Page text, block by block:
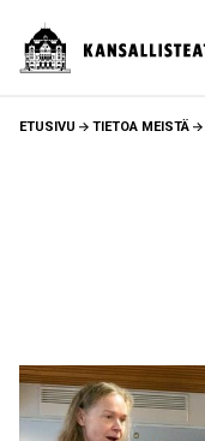
pääsisältöön
MURUPOLKU
ETUSIVU TIETOA MEISTÄ